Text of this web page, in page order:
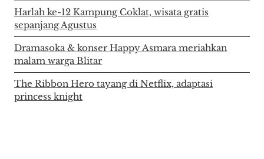
Harlah ke-12 Kampung Coklat, wisata gratis
sepanjang Agustus
Dramasoka & konser Happy Asmara meriahkan
malam warga Blitar
The Ribbon Hero tayang di Netflix, adaptasi
princess knight